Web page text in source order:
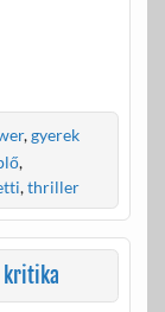
,gyerek
,
,thriller
kritika